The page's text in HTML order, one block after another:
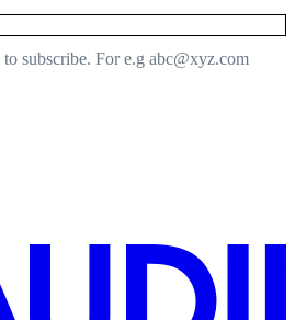
subscribe. For e.g abc@xyz.com